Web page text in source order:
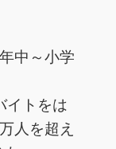
中～小学
イトをは
人を超え